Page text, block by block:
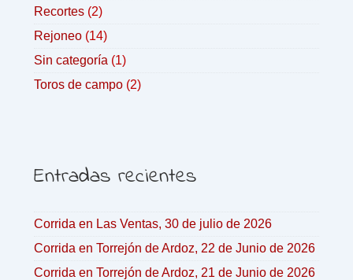
Recortes (2)
Rejoneo (14)
Sin categoría (1)
Toros de campo (2)
Entradas recientes
Corrida en Las Ventas, 30 de julio de 2026
Corrida en Torrejón de Ardoz, 22 de Junio de 2026
Corrida en Torrejón de Ardoz, 21 de Junio de 2026